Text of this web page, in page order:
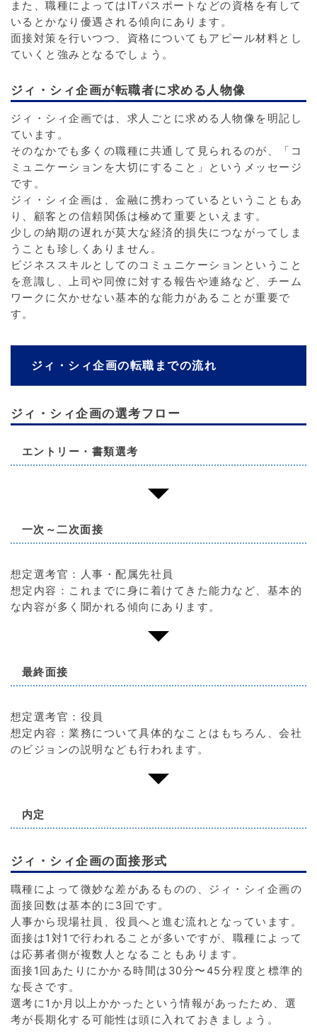
また、職種によってはITパスポートなどの資格を有して
いるとかなり優遇される傾向にあります。
面接対策を行いつつ、資格についてもアピール材料とし
ていくと強みとなるでしょう。
ジィ・シィ企画が転職者に求める人物像
ジィ・シィ企画では、求人ごとに求める人物像を明記し
ています。
そのなかでも多くの職種に共通して見られるのが、「コ
ミュニケーションを大切にすること」というメッセージ
です。
ジィ・シィ企画は、金融に携わっているということもあ
り、顧客との信頼関係は極めて重要といえます。
少しの納期の遅れが莫大な経済的損失につながってしま
うことも珍しくありません。
ビジネススキルとしてのコミュニケーションということ
を意識し、上司や同僚に対する報告や連絡など、チーム
ワークに欠かせない基本的な能力があることが重要で
す。
ジィ・シィ企画の転職までの流れ
ジィ・シィ企画の選考フロー
エントリー・書類選考
一次～二次面接
想定選考官：人事・配属先社員
想定内容：これまでに身に着けてきた能力など、基本的
な内容が多く聞かれる傾向にあります。
最終面接
想定選考官：役員
想定内容：業務について具体的なことはもちろん、会社
のビジョンの説明なども行われます。
内定
ジィ・シィ企画の面接形式
職種によって微妙な差があるものの、ジィ・シィ企画の
面接回数は基本的に3回です。
人事から現場社員、役員へと進む流れとなっています。
面接は1対1で行われることが多いですが、職種によって
は応募者側が複数人となることもあります。
面接1回あたりにかかる時間は30分〜45分程度と標準的
な長さです。
選考に1か月以上かかったという情報があったため、選
考が長期化する可能性は頭に入れておきましょう。